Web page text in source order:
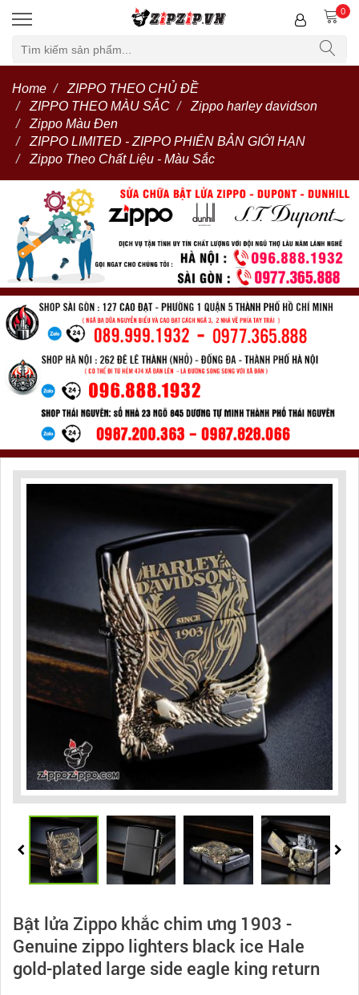
0
Home
ZIPPO THEO CHỦ ĐỀ
ZIPPO THEO MÀU SẮC
Zippo harley davidson
Zippo Màu Đen
ZIPPO LIMITED - ZIPPO PHIÊN BẢN GIỚI HẠN
Zippo Theo Chất Liệu - Màu Sắc
Bật lửa Zippo khắc chim ưng 1903 -
Genuine zippo lighters black ice Hale
gold-plated large side eagle king return